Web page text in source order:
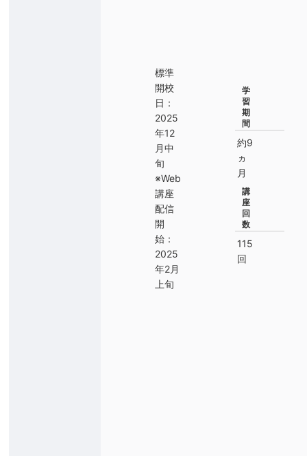
標準
開校
日：
2025
年12
月中
旬
※Web
講座
配信
開
始：
2025
年2月
上旬
学
習
期
間
約9
ヵ
月
講
座
回
数
115
回